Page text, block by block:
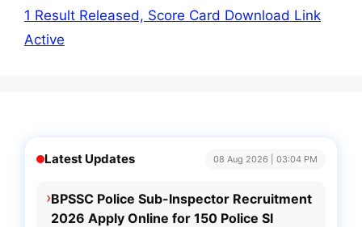
1 Result Released, Score Card Download Link
Active
Latest Updates 08 Aug 2026 | 03:04 PM
›BPSSC Police Sub-Inspector Recruitment
2026 Apply Online for 150 Police SI